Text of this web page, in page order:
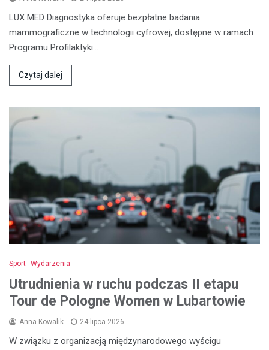
LUX MED Diagnostyka oferuje bezpłatne badania
mammograficzne w technologii cyfrowej, dostępne w ramach
Programu Profilaktyki…
Czytaj dalej
Sport Wydarzenia
Utrudnienia w ruchu podczas II etapu
Tour de Pologne Women w Lubartowie
Anna Kowalik 24 lipca 2026
W związku z organizacją międzynarodowego wyścigu